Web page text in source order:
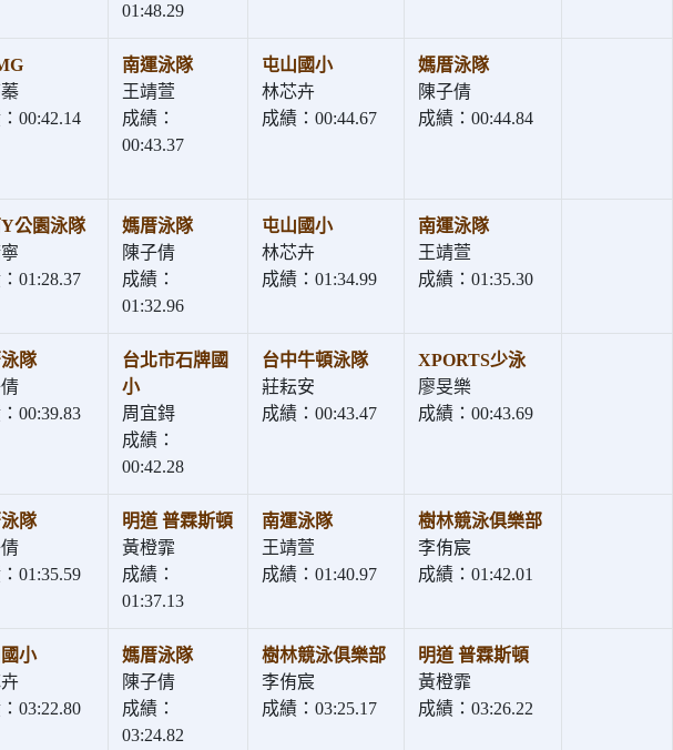
01:48.29
00:42.14
南運泳隊
王靖萱
成績：
00:43.37
屯山國小
林芯卉
成績：00:44.67
媽厝泳隊
陳子倩
成績：00:44.84
公園泳隊
01:28.37
媽厝泳隊
陳子倩
成績：
01:32.96
屯山國小
林芯卉
成績：01:34.99
南運泳隊
王靖萱
成績：01:35.30
隊
00:39.83
台北市石牌國
小
周宜鍀
成績：
00:42.28
台中牛頓泳隊
莊耘安
成績：00:43.47
XPORTS少泳
廖旻樂
成績：00:43.69
隊
01:35.59
明道 普霖斯頓
黃橙霏
成績：
01:37.13
南運泳隊
王靖萱
成績：01:40.97
樹林競泳俱樂部
李侑宸
成績：01:42.01
小
03:22.80
媽厝泳隊
陳子倩
成績：
03:24.82
樹林競泳俱樂部
李侑宸
成績：03:25.17
明道 普霖斯頓
黃橙霏
成績：03:26.22